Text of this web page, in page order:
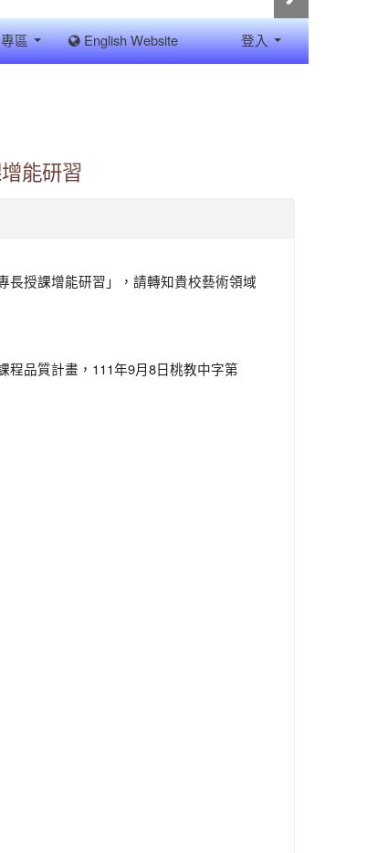
區 English Website 登入
能研習
長授課增能研習」，請轉知貴校藝術領域
程品質計畫，111年9月8日桃教中字第